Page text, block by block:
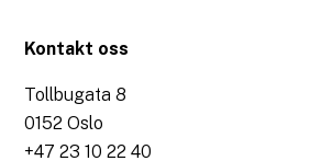
Kontakt oss
Tollbugata 8
0152 Oslo
+47 23 10 22 40